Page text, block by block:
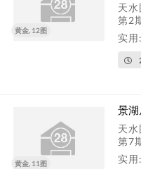
黄金, 12图
天
第2
实
黄金, 11图
景湖
天
第7
实